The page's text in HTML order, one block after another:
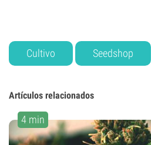
Cultivo Seedshop
Artículos relacionados
4 min